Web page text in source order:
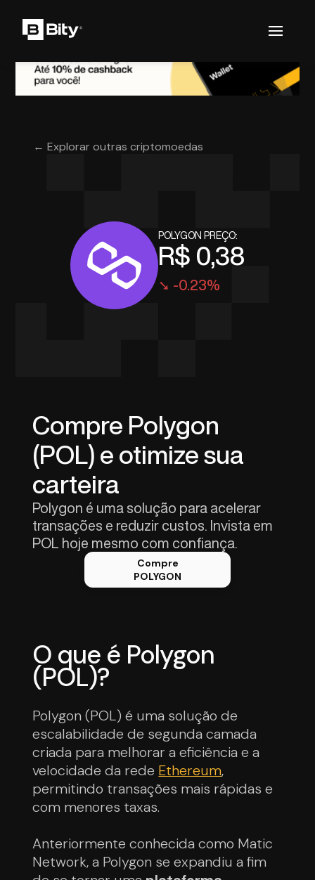
← Explorar outras criptomoedas
POLYGON PREÇO:
R$ 0,38
➘ -0.23%
Compre Polygon
(POL) e otimize sua
carteira
Polygon é uma solução para acelerar
transações e reduzir custos. Invista em
POL hoje mesmo com confiança.
Compre
POLYGON
O que é Polygon
(POL)?
Polygon (POL) é uma solução de
escalabilidade de segunda camada
criada para melhorar a eficiência e a
velocidade da rede Ethereum,
permitindo transações mais rápidas e
com menores taxas.
Anteriormente conhecida como Matic
Network, a Polygon se expandiu a fim